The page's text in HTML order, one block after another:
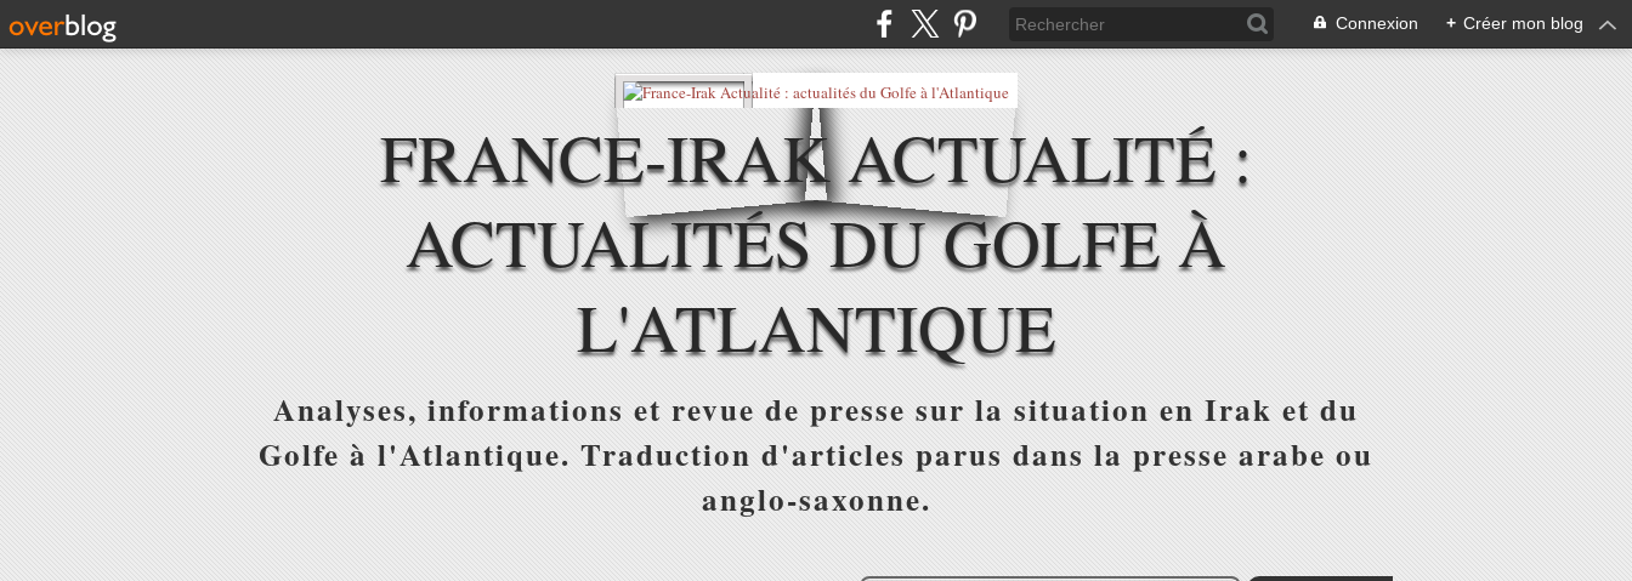
Connexion + Créer mon blog
FRANCE-IRAK ACTUALITÉ :
ACTUALITÉS DU GOLFE À
L'ATLANTIQUE
Analyses, informations et revue de presse sur la situation en Irak et du
Golfe à l'Atlantique. Traduction d'articles parus dans la presse arabe ou
anglo-saxonne.